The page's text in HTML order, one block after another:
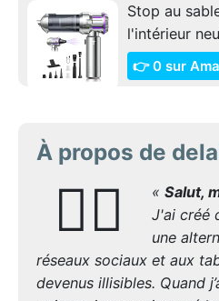
Stop au
l'intérieur
👉 0 sur
À propos de
🙋‍♂️ « Salut,
J'ai créé
une
réseaux sociaux et aux
devenus illisibles. Quand